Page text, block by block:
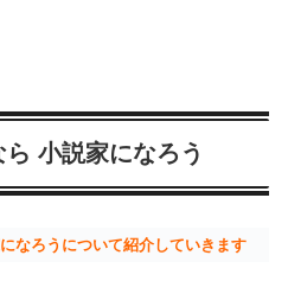
小説家になろう
なろうについて紹介していきます